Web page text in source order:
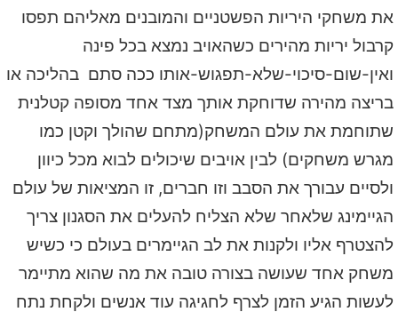
את משחקי היריות הפשטניים והמובנים מאליהם תפסו
קרבול יריות מהירים כשהאויב נמצא בכל פינה
ואין-שום-סיכוי-שלא-תפגוש-אותו ככה סתם בהליכה או
בריצה מהירה שדוחקת אותך מצד אחד מסופה קטלנית
שתוחמת את עולם המשחק(מתחם שהולך וקטן כמו
מגרש משחקים) לבין אויבים שיכולים לבוא מכל כיוון
ולסיים עבורך את הסבב וזו חברים, זו המציאות של עולם
הגיימינג שלאחר שלא הצליח להעלים את הסגנון צריך
להצטרף אליו ולקנות את לב הגיימרים בעולם כי כשיש
משחק אחד שעושה בצורה טובה את מה שהוא מתיימר
לעשות הגיע הזמן לצרף לחגיגה עוד אנשים ולקחת נתח